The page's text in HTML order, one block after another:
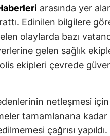
arasında yer
Edinilen bilgilere
olaylarda bazı
gelen sağlık
ekipleri çevrede
netleşmesi
tamamlanana kadar
çağrısı yapıldı.